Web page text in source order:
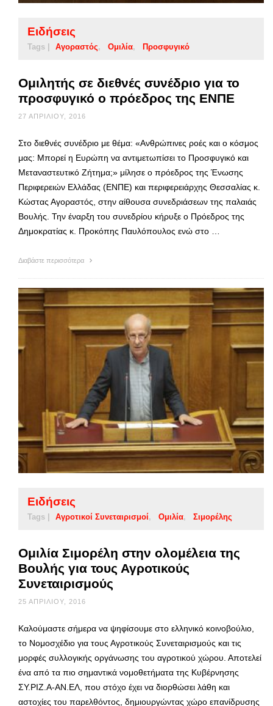
Ειδήσεις
Tags | Αγοραστός Ομιλία Προσφυγικό
Ομιλητής σε διεθνές συνέδριο για το
προσφυγικό ο πρόεδρος της ΕΝΠΕ
27 ΑΠΡΙΛΊΟΥ, 2016
Στο διεθνές συνέδριο με θέμα: «Ανθρώπινες ροές και ο κόσμος
μας: Μπορεί η Ευρώπη να αντιμετωπίσει το Προσφυγικό και
Μεταναστευτικό Ζήτημα;» μίλησε ο πρόεδρος της Ένωσης
Περιφερειών Ελλάδας (ΕΝΠΕ) και περιφερειάρχης Θεσσαλίας κ.
Κώστας Αγοραστός, στην αίθουσα συνεδριάσεων της παλαιάς
Βουλής. Την έναρξη του συνεδρίου κήρυξε ο Πρόεδρος της
Δημοκρατίας κ. Προκόπης Παυλόπουλος ενώ στο …
Διαβάστε περισσότερα
Ειδήσεις
Tags | Αγροτικοί Συνεταιρισμοί Ομιλία Σιμορέλης
Ομιλία Σιμορέλη στην ολομέλεια της
Βουλής για τους Αγροτικούς
Συνεταιρισμούς
25 ΑΠΡΙΛΊΟΥ, 2016
Καλούμαστε σήμερα να ψηφίσουμε στο ελληνικό κοινοβούλιο,
το Νομοσχέδιο για τους Αγροτικούς Συνεταιρισμούς και τις
μορφές συλλογικής οργάνωσης του αγροτικού χώρου. Αποτελεί
ένα από τα πιο σημαντικά νομοθετήματα της Κυβέρνησης
ΣΥ.ΡΙΖ.Α-ΑΝ.ΕΛ, που στόχο έχει να διορθώσει λάθη και
αστοχίες του παρελθόντος, δημιουργώντας χώρο επανίδρυσης